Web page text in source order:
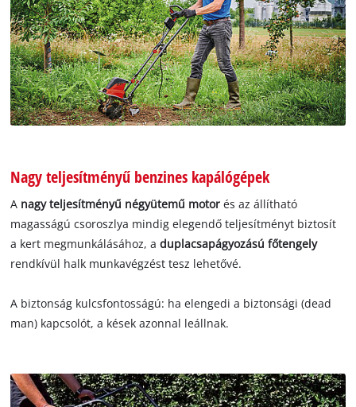
Nagy teljesítményű benzines kapálógépek
A nagy teljesítményű négyütemű motor és az állítható
magasságú csoroszlya mindig elegendő teljesítményt biztosít
a kert megmunkálásához, aduplacsapágyozású főtengely
rendkívül halk munkavégzést tesz lehetővé.
A biztonság kulcsfontosságú: ha elengedi a biztonsági (dead
man) kapcsolót, a kések azonnal leállnak.